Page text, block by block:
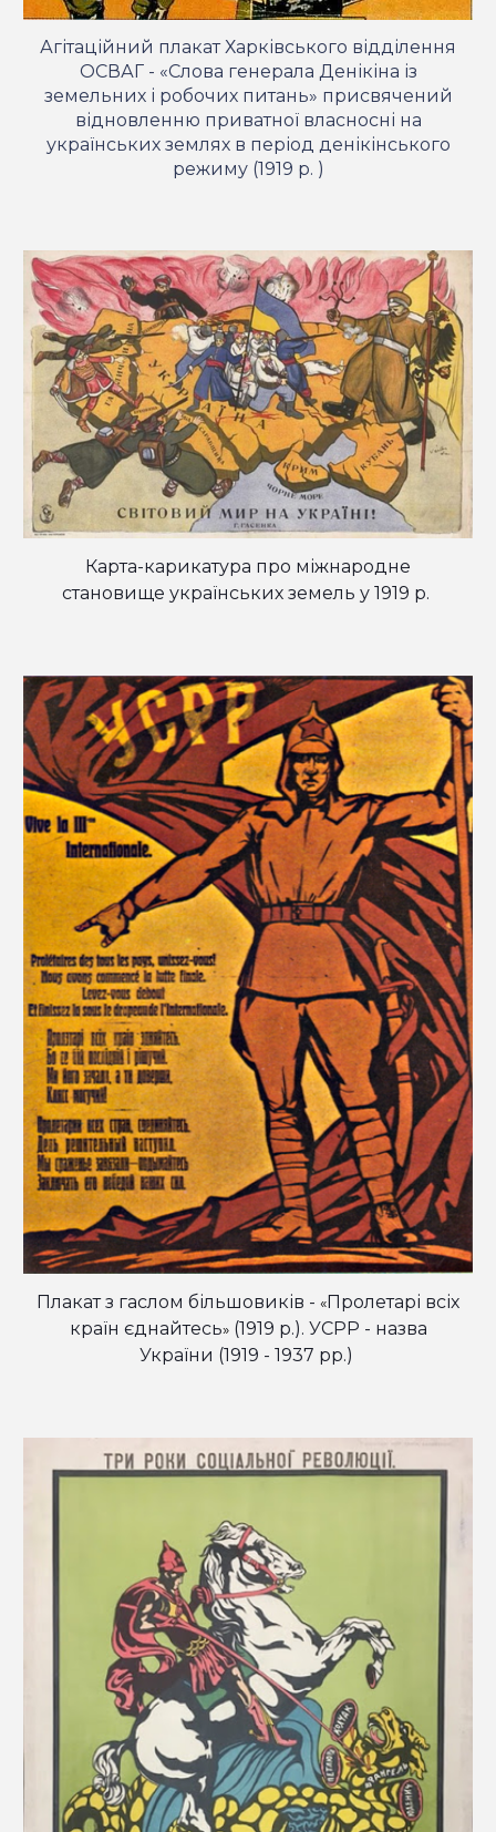
Агітаційний плакат Харківського відділення
ОСВАГ - «Слова генерала Денікіна із
земельних і робочих питань» присвячений
відновленню приватної власносні на
українських землях в період денікінського
режиму (1919 р. )
Карта-карикатура про міжнародне
становище українських земель у 1919 р.
Плакат з гаслом більшовиків - «Пролетарі всіх
країн єднайтесь»(1919 р.). УСРР - назва
України (1919 - 1937 рр.)